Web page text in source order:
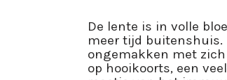
De lente is in volle
meer tijd buitenshuis.
ongemakken met
op hooikoorts, een